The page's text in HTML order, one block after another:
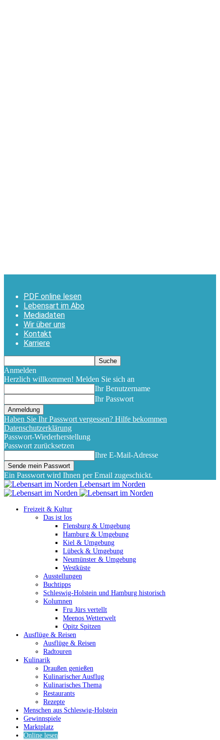
PDF online lesen
Lebensart im Abo
Mediadaten
Wir über uns
Kontakt
Karriere
Anmelden
Herzlich willkommen! Melden Sie sich an
Ihr Benutzername
Ihr Passwort
Haben Sie Ihr Passwort vergessen? Hilfe bekommen
Datenschutzerklärung
Passwort-Wiederherstellung
Passwort zurücksetzen
Ihre E-Mail-Adresse
Ein Passwort wird Ihnen per Email zugeschickt.
Lebensart im Norden
Freizeit & Kultur
Das ist los
Flensburg & Umgebung
Hamburg & Umgebung
Kiel & Umgebung
Lübeck & Umgebung
Neumünster & Umgebung
Westküste
Ausstellungen
Buchtipps
Schleswig-Holstein und Hamburg historisch
Kolumnen
Fru Jürs vertellt
Meenos Wetterwelt
Opitz Spitzen
Ausflüge & Reisen
Ausflüge & Reisen
Radtouren
Kulinarik
Draußen genießen
Kulinarischer Ausflug
Kulinarisches Thema
Restaurants
Rezepte
Menschen aus Schleswig-Holstein
Gewinnspiele
Marktplatz
Online lesen